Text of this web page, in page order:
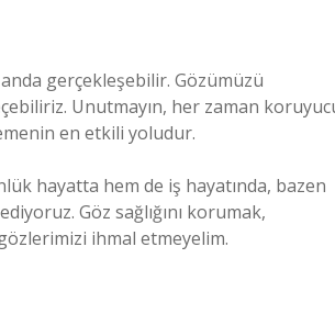
gerçekleşebilir. Gözümüzü
Unutmayın, her zaman
en etkili yoludur.
hayatta hem de iş hayatında, bazen
Göz sağlığını korumak,
ihmal etmeyelim.